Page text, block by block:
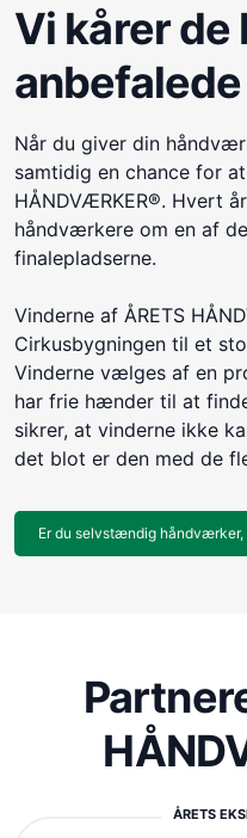
Vi kårer de
Når du giver din
samtidig en chance for
HÅNDVÆRKER®. Hvert
håndværkere om en af
finalepladserne.
Vinderne af ÅRETS
Cirkusbygningen til et
Vinderne vælges af en
har frie hænder til at
sikrer, at vinderne ikke
det blot er den med de
Er du selvstændig håndværker,
ÅRETS